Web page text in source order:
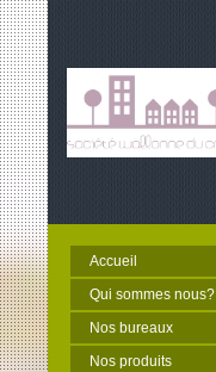
Accueil
Qui sommes nous?
Nos bureaux
Nos produits